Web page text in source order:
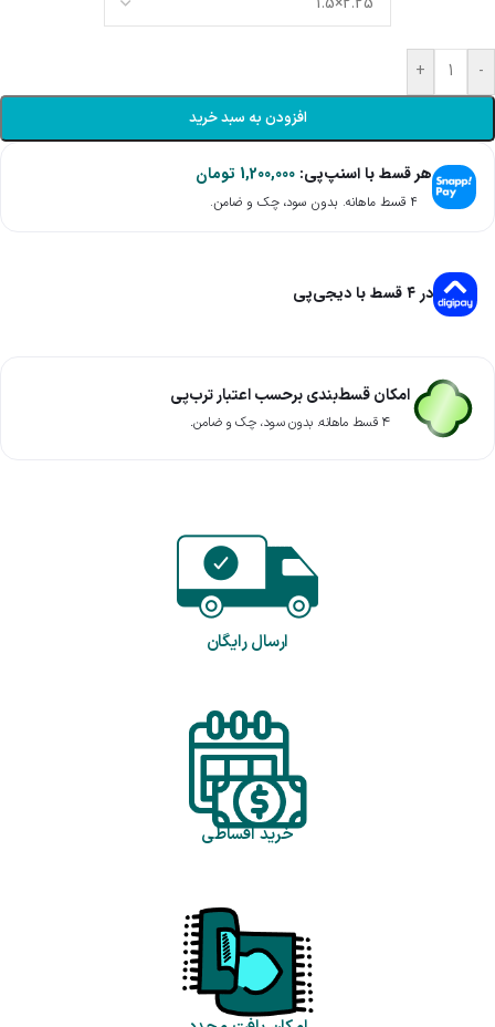
-
+
افزودن به سبد خرید
هر قسط با اسنپ‌پی: 1,200,000 تومان
۴ قسط ماهانه. بدون سود، چک و ضامن.
در ۴ قسط با دیجی‌پی
امکان قسط‌بندی برحسب اعتبار ترب‌پی
۴ قسط ماهانه. بدون سود، چک و ضامن.
ارسال رایگان
خرید اقساطی